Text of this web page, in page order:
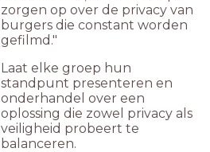
zorgen op over de privacy van
burgers die constant worden
gefilmd."
Laat elke groep hun
standpunt presenteren en
onderhandel over een
oplossing die zowel privacy als
veiligheid probeert te
balanceren.